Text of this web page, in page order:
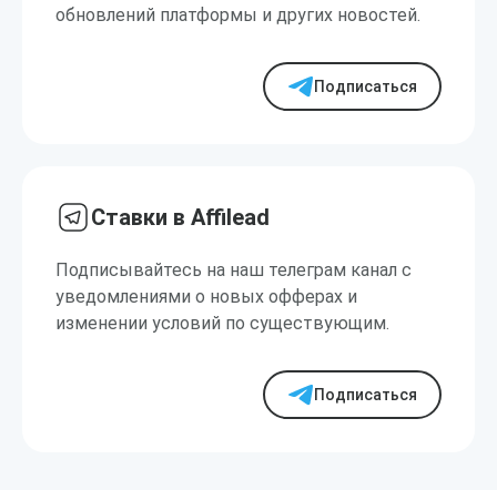
обновлений платформы и других новостей.
Подписаться
Ставки в Affilead
Подписывайтесь на наш телеграм канал с
уведомлениями о новых офферах и
изменении условий по существующим.
Подписаться